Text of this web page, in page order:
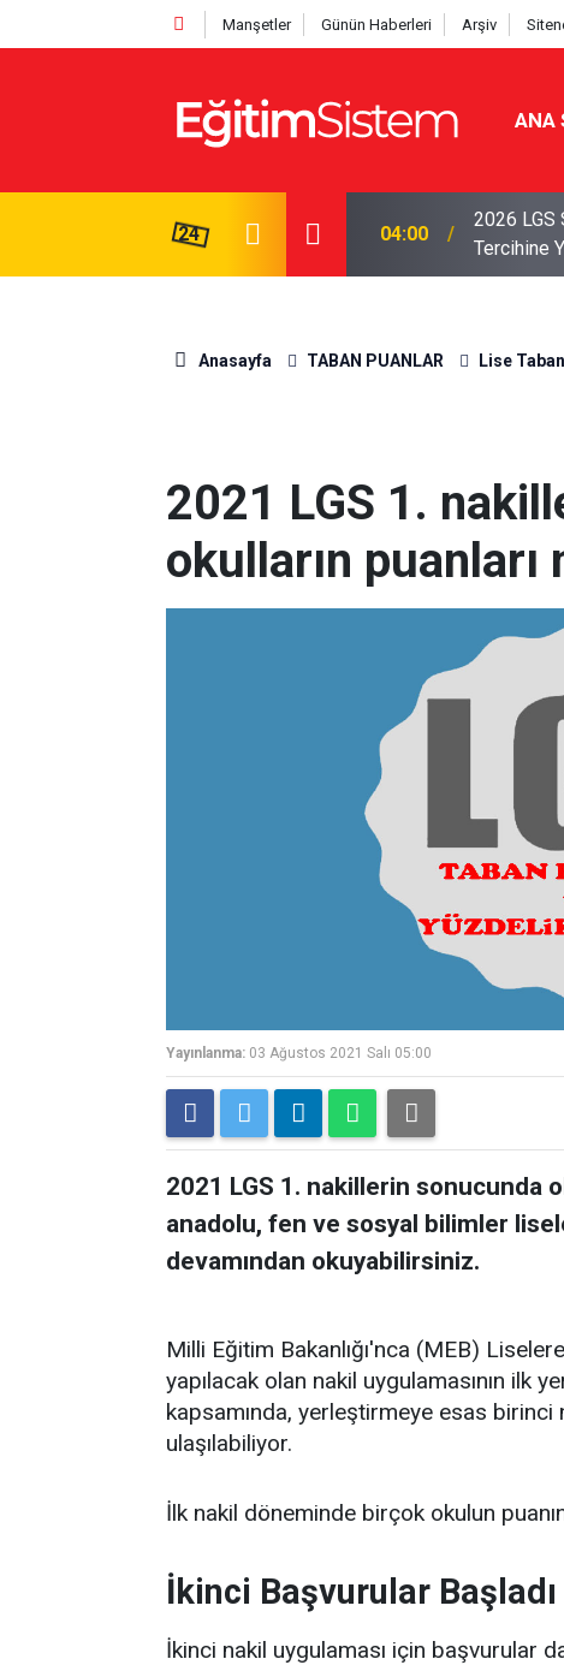
Manşetler Günün Haberleri Arşiv
ANA
24
Sınavla Alan Liseler Yüzde 95,76
04:00
2026 LGS
Tercihine
Anasayfa TABAN PUANLAR Lise
2021 LGS 1.
okulların puanları
Yayınlanma: 03 Ağustos 2021 Salı 05:00
2021 LGS 1. nakillerin sonucunda
anadolu, fen ve sosyal bilimler
devamından okuyabilirsiniz.
Milli Eğitim Bakanlığı'nca (MEB)
yapılacak olan nakil uygulamasının ilk
kapsamında, yerleştirmeye esas
ulaşılabiliyor.
İlk nakil döneminde birçok okulun
İkinci Başvurular Başladı
İkinci nakil uygulaması için başvurular